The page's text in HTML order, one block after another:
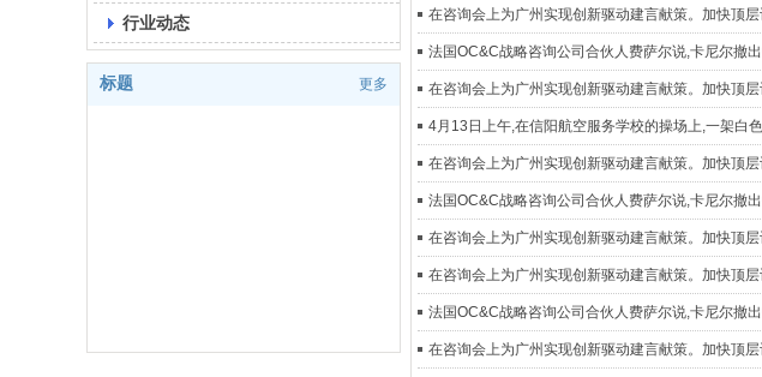
行业动态
标题 更多
在咨询会上为广州实现创新驱动建言献策。加快顶
法国OC&C战略咨询公司合伙人费萨尔说,卡尼尔撤
在咨询会上为广州实现创新驱动建言献策。加快顶
4月13日上午,在信阳航空服务学校的操场上,一架白
在咨询会上为广州实现创新驱动建言献策。加快顶
法国OC&C战略咨询公司合伙人费萨尔说,卡尼尔撤
在咨询会上为广州实现创新驱动建言献策。加快顶
在咨询会上为广州实现创新驱动建言献策。加快顶
法国OC&C战略咨询公司合伙人费萨尔说,卡尼尔撤
在咨询会上为广州实现创新驱动建言献策。加快顶